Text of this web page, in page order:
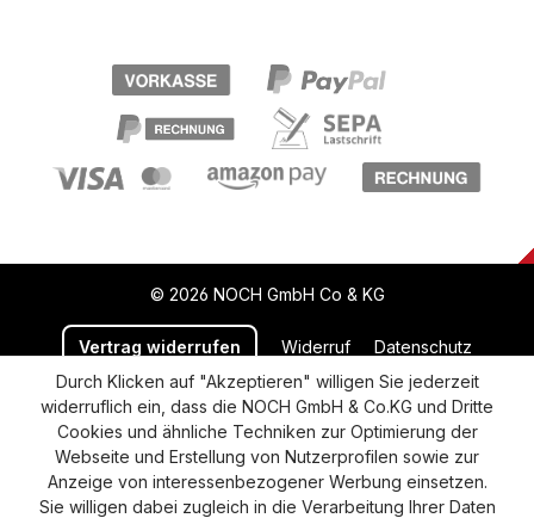
© 2026 NOCH GmbH Co & KG
Vertrag widerrufen Widerruf Datenschutz
Versand und Zahlung AGB
Impressum
Cookie-Einstellungen
Barrierefreiheitserklärung
Durch Klicken auf "Akzeptieren" willigen Sie jederzeit
widerruflich ein, dass die NOCH GmbH & Co.KG und Dritte
Cookies und ähnliche Techniken zur Optimierung der
Webseite und Erstellung von Nutzerprofilen sowie zur
Anzeige von interessenbezogener Werbung einsetzen.
Sie willigen dabei zugleich in die Verarbeitung Ihrer Daten